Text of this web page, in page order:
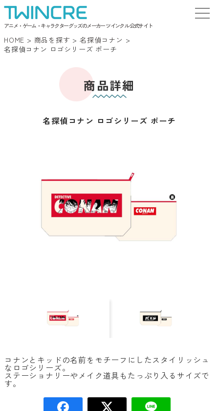
アニメ・ゲーム・キャラクターグッズのメーカー ツインクル 公式サイト
HOME > 商品を探す >名探偵コナン >
名探偵コナン ロゴシリーズ ポーチ
商品詳細
名探偵コナン ロゴシリーズ ポーチ
コナンとキッドの名前をモチーフにしたスタイリッシュ
なロゴシリーズ。
ステーショナリーやメイク道具もたっぷり入るサイズで
す。